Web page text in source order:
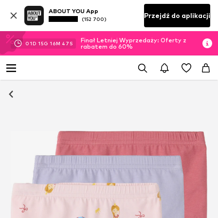
ABOUT YOU App
(152 700) Przejdź do aplikacji
01D 15G 16M 46 S
Finał Letniej Wyprzedaży: Oferty z
rabatem do 60%